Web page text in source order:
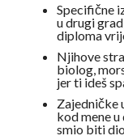
Specifične
u drugi
diploma
Njihove
biolog,
jer ti ideš
Zajedničke
kod mene u
smio biti